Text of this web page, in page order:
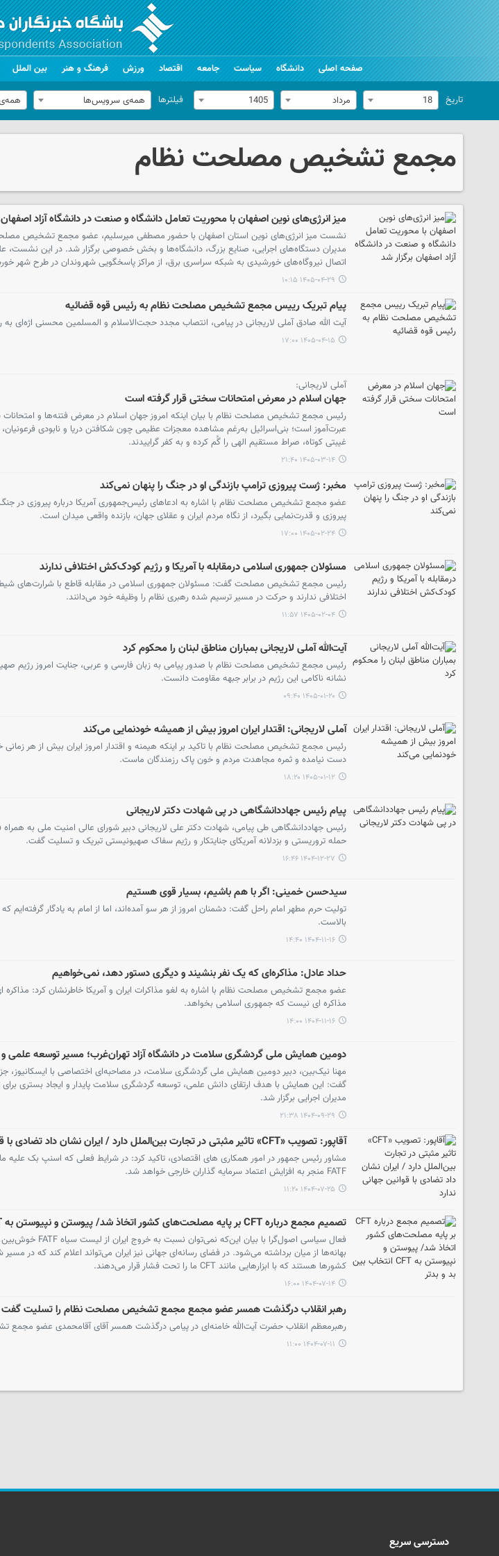
صفحه اصلی دانشگاه سیاست جامعه اقتصاد ورزش فرهنگ و هنر بین الملل
تاریخ 18 مرداد 1405 فیلترها همه‌ی سرویس‌ها همه‌ی
مجمع تشخیص مصلحت نظام
میز انرژی‌های نوین اصفهان با محوریت تعامل دانشگاه و صنعت در دانشگاه آزاد اصفهان
نشست میز انرژی‌های نوین استان اصفهان با حضور مصطفی میرسلیم، عضو مجمع تشخیص مصلحت
مدیران دستگاه‌های اجرایی، صنایع بزرگ، دانشگاه‌ها و بخش خصوصی برگزار شد. در این نشست،
اتصال نیروگاه‌های خورشیدی به شبکه سراسری برق، از مراکز پاسخگویی شهروندان در طرح شهر
۱۴۰۵-۰۴-۲۹ ۱۰:۱۵
پیام تبریک رییس مجمع تشخیص مصلحت نظام به رئیس قوه قضائیه
آیت الله صادق آملی لاریجانی در پیامی، انتصاب مجدد حجت‌الاسلام و المسلمین محسنی اژه‌ای
۱۴۰۵-۰۴-۱۵ ۱۷:۰۰
آملی لاریجانی:
جهان اسلام در معرض امتحانات سختی قرار گرفته است
رئیس مجمع تشخیص مصلحت نظام با بیان اینکه امروز جهان اسلام در معرض فتنه‌ها و امتحانات
عبرت‌آموز است؛ بنی‌اسرائیل به‌رغم مشاهده معجزات عظیمی چون شکافتن دریا و نابودی
غیبتی کوتاه، صراط مستقیم الهی را گُم کرده و به کفر گراییدند.
۱۴۰۵-۰۳-۱۴ ۲۱:۴۰
مخبر: ژست پیروزی ترامپ بازندگی او در جنگ را پنهان نمی‌کند
عضو مجمع تشخیص مصلحت نظام با اشاره به ادعاهای رئیس‌جمهوری آمریکا درباره پیروزی در
پیروزی و قدرت‌نمایی بگیرد، از نگاه مردم ایران و عقلای جهان، بازنده واقعی میدان است.
۱۴۰۵-۰۲-۲۴ ۱۷:۰۰
مسئولان جمهوری اسلامی درمقابله با آمریکا و رژیم کودک‌کش اختلافی ندارند
رئیس مجمع تشخیص مصلحت گفت: مسئولان جمهوری اسلامی در مقابله قاطع با شرارت‌های
اختلافی ندارند و حرکت در مسیر ترسیم شده رهبری نظام را وظیفه خود می‌دانند.
۱۴۰۵-۰۲-۰۴ ۱۱:۵۷
آیت‌الله آملی لاریجانی بمباران مناطق لبنان را محکوم کرد
رئیس مجمع تشخیص مصلحت نظام با صدور پیامی به زبان فارسی و عربی، جنایت امروز رژیم
نشانه ناکامی این رژیم در برابر جبهه مقاومت دانست.
۱۴۰۵-۰۱-۲۰ ۰۹:۴۰
آملی لاریجانی: اقتدار ایران امروز بیش از همیشه خودنمایی می‌کند
رئیس مجمع تشخیص مصلحت نظام با تاکید بر اینکه هیمنه و اقتدار امروز ایران بیش از هر زمانی
دست نیامده و ثمره مجاهدت مردم و خون پاک رزمندگان ماست.
۱۴۰۵-۰۱-۱۲ ۱۸:۲۰
پیام رئیس جهاددانشگاهی در پی شهادت دکتر لاریجانی
رئیس جهاددانشگاهی طی پیامی، شهادت دکتر علی لاریجانی دبیر شورای عالی امنیت ملی به همراه
حمله تروریستی و بزدلانه آمریکای جنایتکار و رژیم سفاک صهیونیستی تبریک و تسلیت گفت.
۱۴۰۴-۱۲-۲۷ ۱۶:۴۶
سیدحسن خمینی: اگر با هم باشیم، بسیار قوی هستیم
تولیت حرم مطهر امام راحل گفت: دشمنان امروز از هر سو آمده‌اند، اما از امام به یادگار
بالاست.
۱۴۰۴-۱۱-۱۶ ۱۴:۴۰
حداد عادل: مذاکره‌ای که یک نفر بنشیند و دیگری دستور دهد،‌ نمی‌خواهیم
عضو مجمع تشخیص مصلحت نظام با اشاره به لغو مذاکرات ایران و آمریکا خاطرنشان کرد: مذاکره
مذاکره ای نیست که جمهوری اسلامی بخواهد.
۱۴۰۴-۱۱-۱۶ ۱۴:۰۰
دومین همایش ملی گردشگری سلامت در دانشگاه آزاد تهران‌غرب؛ مسیر توسعه
مهنا نیک‌بین، دبیر دومین همایش ملی گردشگری سلامت، در مصاحبه‌ای اختصاصی با ایسکانیوز،
گفت: این همایش با هدف ارتقای دانش علمی، توسعه گردشگری سلامت پایدار و ایجاد بستری برای
مدیران اجرایی برگزار شد.
۱۴۰۴-۰۹-۲۹ ۲۱:۳۸
آقاپور: تصویب «CFT» تاثیر مثبتی در تجارت بین‌الملل دارد / ایران نشان داد تضادی با قوانین جهانی ندارد
FATF منجر به افزایش اعتماد سرمایه گذاران خارجی خواهد شد.
۱۴۰۴-۰۷-۲۵ ۱۱:۲۰
تصمیم مجمع درباره CFT بر پایه مصلحت‌های کشور اتخاذ شد/ پیوستن و نپیوستن به CFT انتخاب بین بد و بدتر
بهانه‌ها از میان برداشته می‌شود. در فضای رسانه‌ای جهانی نیز ایران می‌تواند اعلام کند که در
کشورها هستند که با ابزارهایی مانند CFT ما را تحت فشار قرار می‌دهند.
۱۴۰۴-۰۷-۱۴ ۱۶:۰۰
رهبر انقلاب درگذشت همسر عضو مجمع مجمع تشخیص مصلحت نظام را تسلیت گفت
رهبرمعظم انقلاب حضرت آیت‌الله خامنه‌ای در پیامی درگذشت همسر آقای آقامحمدی عضو
۱۴۰۴-۰۷-۱۱ ۱۱:۰۰
دسترسی سریع